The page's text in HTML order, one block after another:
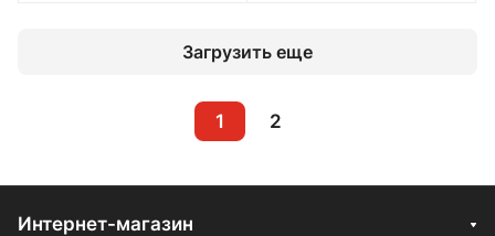
Загрузить еще
1 2
Интернет-магазин